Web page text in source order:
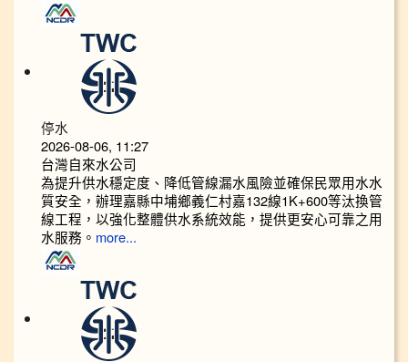
停水
2026-08-06, 11:27
台灣自來水公司
為提升供水穩定度、降低管線漏水風險並確保民眾用水水
質安全，辦理嘉縣中埔鄉義仁村嘉132線1K+600等汰換管
線工程，以強化整體供水系統效能，提供更安心可靠之用
水服務。 more...